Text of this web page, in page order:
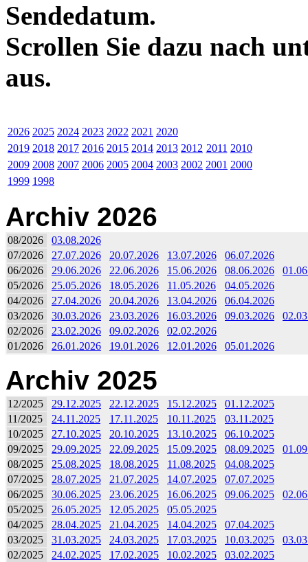
Sendedatum.
Scrollen Sie dazu nach
aus.
2026 2025 2024 2023 2022 2021 2020
2019 2018 2017 2016 2015 2014 2013 2012 2011 2010
2009 2008 2007 2006 2005 2004 2003 2002 2001 2000
1999 1998
Archiv 2026
08/2026
03.08.2026
07/2026
27.07.2026 20.07.2026 13.07.2026
06.07.2026
06/2026
29.06.2026 22.06.2026 15.06.2026 08.06.2026
05/2026
25.05.2026 18.05.2026 11.05.2026
04.05.2026
04/2026
27.04.2026 20.04.2026 13.04.2026
06.04.2026
03/2026
30.03.2026 23.03.2026 16.03.2026 09.03.2026
02/2026
23.02.2026 09.02.2026
02.02.2026
01/2026
26.01.2026 19.01.2026 12.01.2026 05.01.2026
Archiv 2025
12/2025 29.12.2025 22.12.2025 15.12.2025
01.12.2025
11/2025
24.11.2025 17.11.2025 10.11.2025
03.11.2025
10/2025
27.10.2025 20.10.2025 13.10.2025
06.10.2025
09/2025
29.09.2025 22.09.2025 15.09.2025 08.09.2025
08/2025
25.08.2025 18.08.2025 11.08.2025
04.08.2025
07/2025
28.07.2025 21.07.2025 14.07.2025
07.07.2025
06/2025
30.06.2025 23.06.2025 16.06.2025 09.06.2025
05/2025
26.05.2025 12.05.2025
05.05.2025
04/2025
28.04.2025 21.04.2025 14.04.2025
07.04.2025
03/2025
31.03.2025 24.03.2025 17.03.2025 10.03.2025
02/2025
24.02.2025 17.02.2025 10.02.2025
03.02.2025